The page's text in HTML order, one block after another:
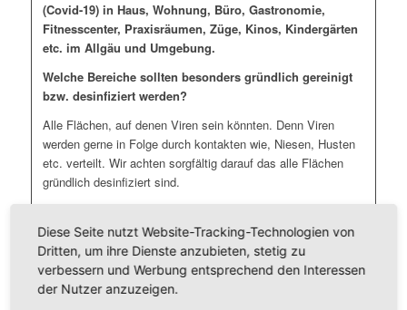
(Covid-19) in Haus, Wohnung, Büro, Gastronomie,
Fitnesscenter, Praxisräumen, Züge, Kinos, Kindergärten
etc. im Allgäu und Umgebung.
Welche Bereiche sollten besonders gründlich gereinigt
bzw. desinfiziert werden?
Alle Flächen, auf denen Viren sein könnten. Denn Viren
werden gerne in Folge durch kontakten wie, Niesen, Husten
etc. verteilt. Wir achten sorgfältig darauf das alle Flächen
gründlich desinfiziert sind.
Wir empfehlen folgende Maßnahmen:
Türklinken, Türgriffe, Fenstergriffe, Handläufe und Treppen
Sanitärbereiche (Toilettendeckel und Spühlknöpfe) und
Diese Seite nutzt Website-Tracking-Technologien von
Dritten, um ihre Dienste anzubieten, stetig zu
verbessern und Werbung entsprechend den Interessen
der Nutzer anzuzeigen.